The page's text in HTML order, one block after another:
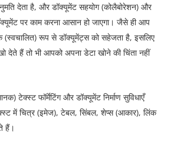
देता है, और डॉक्यूमेंट सहयोग (कोलैबोरेशन) और
पर काम करना आसान हो जाएगा। जैसे ही आप
(स्वचालित) रूप से डॉक्यूमेंट्स को सहेजता है, इसलिए
हैं तो भी आपको अपना डेटा खोने की चिंता नहीं
टेक्स्ट फॉर्मेटिंग और डॉक्यूमेंट निर्माण सुविधाएँ
में चित्र (इमेज), टेबल, सिंबल, शेप्स (आकार), लिंक
हैं।